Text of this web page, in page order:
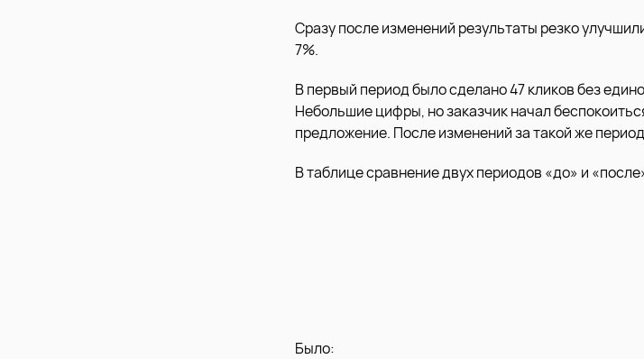
Сразу после изменений результаты резко
7%.
В первый период было сделано 47 кликов без
Небольшие цифры, но заказчик начал
предложение. После изменений за такой же
В таблице сравнение двух периодов «до» и
Было: